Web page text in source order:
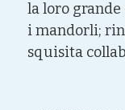
la loro
i mandorli;
squisita